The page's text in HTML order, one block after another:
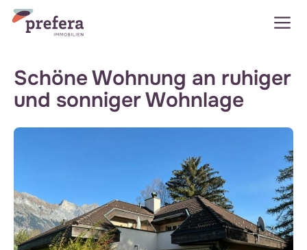
Zum
Inhalt
springen
Schöne Wohnung an ruhiger
und sonniger Wohnlage